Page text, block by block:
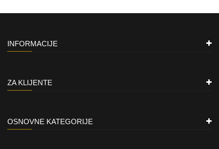
INFORMACIJE
ZA KLIJENTE
OSNOVNE KATEGORIJE